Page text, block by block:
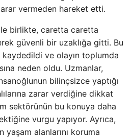
vermeden hareket etti.
birlikte, caretta caretta
güvenli bir uzaklığa gitti. Bu
ve olayın toplumda
neden oldu. Uzmanlar,
bilinçsizce yaptığı
zarar verdiğine dikkat
sektörünün bu konuya daha
vurgu yapıyor. Ayrıca,
yaşam alanlarını koruma